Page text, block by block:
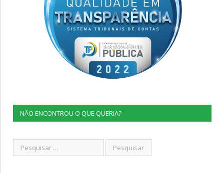
NÃO ENCONTROU O QUE QUERIA?